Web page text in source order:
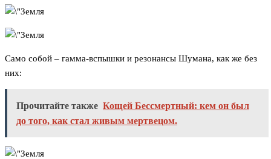
Само собой – гамма-вспышки и резонансы Шумана, как же без
них:
Прочитайте также Кощей Бессмертный: кем он был
до того, как стал живым мертвецом.